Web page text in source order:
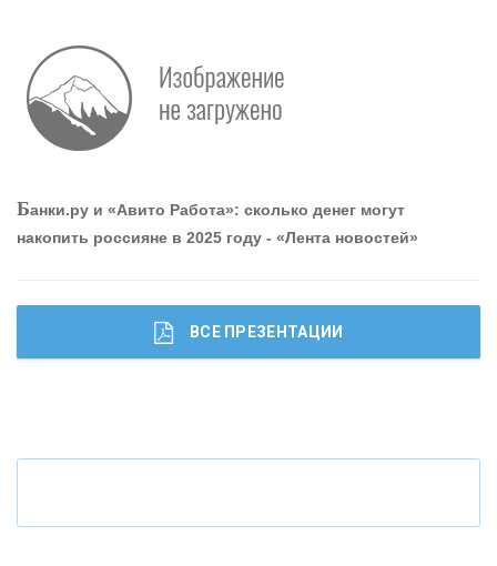
привлечь и удержать персонал - «Интервью»
Что будет с наличными деньгами при цифровом
Банки.ру и «Авито Работа»: сколько денег могут
накопить россияне в 2025 году - «Лента новостей»
ВСЕ ПРЕЗЕНТАЦИИ